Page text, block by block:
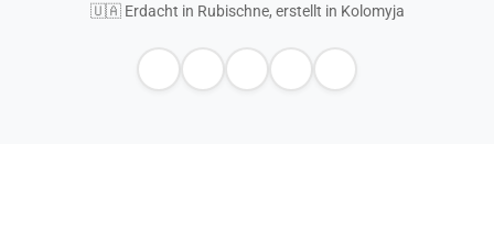
🇺🇦 Erdacht in Rubischne, erstellt in Kolomyja